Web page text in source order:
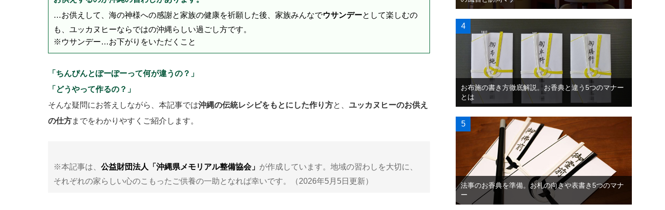
…お供えして、海の神様への感謝と家族の健康を祈願した後、家族みんなでウサンデーとして楽しむの
も、ユッカヌヒーならではの沖縄らしい過ごし方です。
※ウサンデー…お下がりをいただくこと
「ちんぴんとぽーぽーって何が違うの？」
「どうやって作るの？」
そんな疑問にお答えしながら、本記事では沖縄の伝統レシピをもとにした作り方と、 ユッカヌヒーのお供え
の仕方までをわかりやすくご紹介します。
※本記事は、 公益財団法人「沖縄県メモリアル整備協会」 が作成しています。地域の習わしを大切に、
それぞれの家らしい心のこもったご供養の一助となれば幸いです。（2026年5月5日更新）
お布施の書き方徹底解説。お香典と違う5つのマナー
とは
法事のお香典を準備。お札の向きや表書き5つのマナ
ー